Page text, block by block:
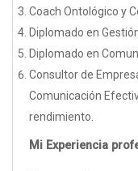
Coach Ontológico y
Diplomado en
Diplomado en
Consultor de
Comunicación
rendimiento.
Mi Experiencia